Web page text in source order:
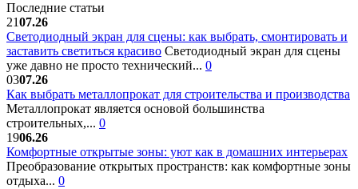
Последние статьи
2107.26
Светодиодный экран для сцены: как выбрать, смонтировать и
заставить светиться красиво Светодиодный экран для сцены
уже давно не просто технический... 0
0307.26
Как выбрать металлопрокат для строительства и производства
Металлопрокат является основой большинства
строительных,... 0
1906.26
Комфортные открытые зоны: уют как в домашних интерьерах
Преобразование открытых пространств: как комфортные зоны
отдыха... 0